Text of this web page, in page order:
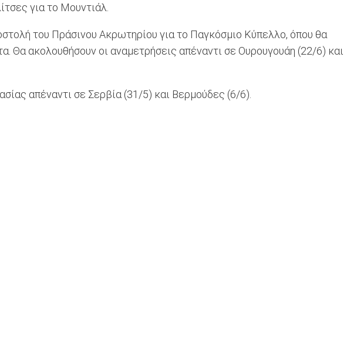
για το Μουντιάλ.
του Πράσινου Ακρωτηρίου για το Παγκόσμιο Κύπελλο, όπου θα
Θα ακολουθήσουν οι αναμετρήσεις απέναντι σε Ουρουγουάη (22/6) και
απέναντι σε Σερβία (31/5) και Βερμούδες (6/6).